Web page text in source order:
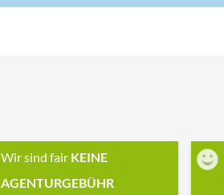
Wir sind fair KEINE
AGENTURGEBÜHR